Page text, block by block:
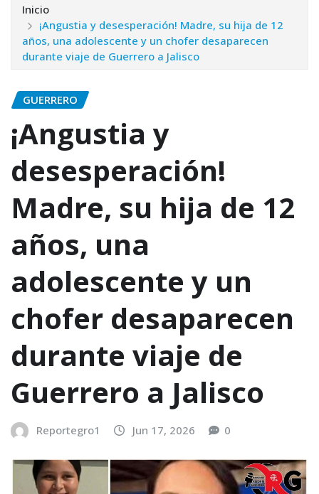
Inicio
¡Angustia y desesperación! Madre, su hija de 12
años, una adolescente y un chofer desaparecen
durante viaje de Guerrero a Jalisco
GUERRERO
¡Angustia y
desesperación!
Madre, su hija de 12
años, una
adolescente y un
chofer desaparecen
durante viaje de
Guerrero a Jalisco
Reportegro1 Jun 17, 2026 0